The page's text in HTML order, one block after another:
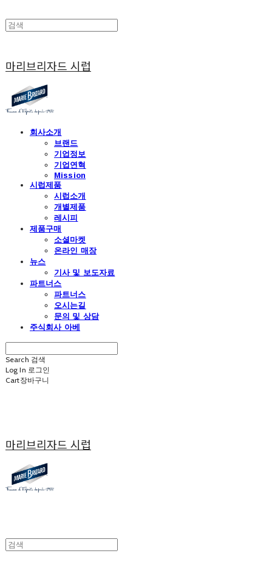
마리브리자드 시럽
회사소개
브랜드
기업정보
기업연혁
Mission
시럽제품
시럽소개
개별제품
레시피
제품구매
소셜마켓
온라인 매장
뉴스
기사 및 보도자료
파트너스
파트너스
오시는길
문의 및 상담
주식회사 아베
Search 검색
Log In 로그인
Cart장바구니
마리브리자드 시럽